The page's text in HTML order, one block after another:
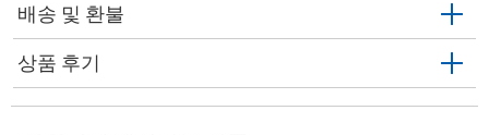
배송 및 환불
상품 후기